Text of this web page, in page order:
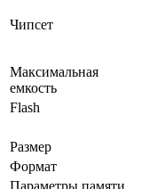
Чипсет
Максимальная
емкость
Flash
Размер
Формат